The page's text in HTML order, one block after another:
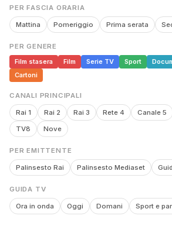
PER FASCIA ORARIA
Mattina Pomeriggio Prima serata
PER GENERE
Film stasera
Film Serie TV Sport
Cartoni
CANALI PRINCIPALI
Rai 1 Rai 2 Rai 3 Rete 4 Canale 5
TV8
Nove
PER EMITTENTE
Palinsesto Rai Palinsesto Mediaset
GUIDA TV
Ora in onda Oggi Domani Sport e